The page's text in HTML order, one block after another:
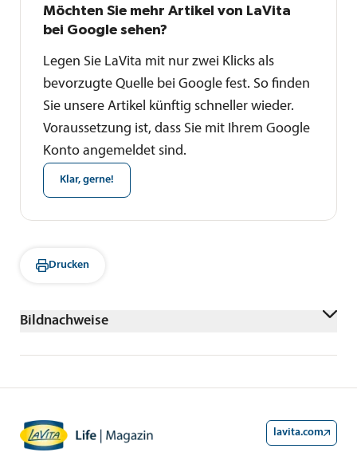
Möchten Sie mehr Artikel von LaVita
bei Google sehen?
Legen Sie LaVita mit nur zwei Klicks als
bevorzugte Quelle bei Google fest. So finden
Sie unsere Artikel künftig schneller wieder.
Voraussetzung ist, dass Sie mit Ihrem Google
Konto angemeldet sind.
Klar, gerne!
Drucken
Bildnachweise
AdobeStock/Анастасія Стягайло
lavita.com